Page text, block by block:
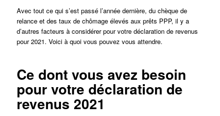
Avec tout ce qui s’est passé l’année dernière, du chèque de
relance et des taux de chômage élevés aux prêts PPP, il y a
d’autres facteurs à considérer pour votre déclaration de revenus
pour 2021. Voici à quoi vous pouvez vous attendre.
Ce dont vous avez besoin
pour votre déclaration de
revenus 2021